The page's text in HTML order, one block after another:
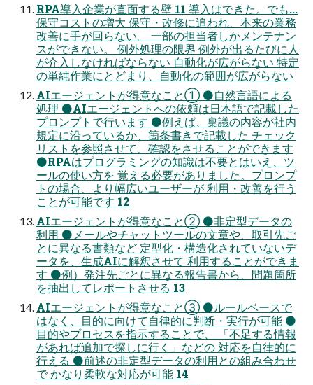
RPA導入企業が直面する壁 11 導入はできた。でも...
保守コストの増大 保守・改修に追われ、本来の業務
改善に手が回らない。 一部の担当者しかメンテナン
スができない。 例外処理の限界 例外が出るたびに人
が介入しなければならない 自動化が広がらない 特定
の単純作業にとどまり、自動化の範囲が広がらない
AIエージェントが得意なこと① ⚫自然言語による
処理 ⚫AIエージェントへの依頼は日本語で記載した
プロンプトで行います ⚫例えば、稟議の内容が社内
規定に沿っているか、箇条書きで記載した チェック
リストを参照させて、確認をさせることができます
⚫RPAはプログラミングの知識は不要とはいえ、ツ
ールの使い方を 覚える必要がありました。プロンプ
トの場合、より幅広いユーザーが 利用・改善を行う
ことが可能です 12
AIエージェントが得意なこと② ⚫非定型データの
利用 ⚫メールやチャットツールの文章や、取引先ご
とに異なる書類など 定型化・構造化されていないデ
ータを、生成AIに解釈させて 利用することができま
す ⚫例）発注先ごとに異なる報告書から、問題箇所
を抽出してレポートさせる 13
AIエージェントが得意なこと③ ⚫ルールベースで
はなく、目的に向けて自律的に判断・実行が可能 ⚫
目的やプロセスを指示することで、 「不足する情報
があれば追加で探しに行く」などの 対応を自律的に
行える ⚫前述の非定型データの利用との組み合わせ
で かなり柔軟な対応が可能 14